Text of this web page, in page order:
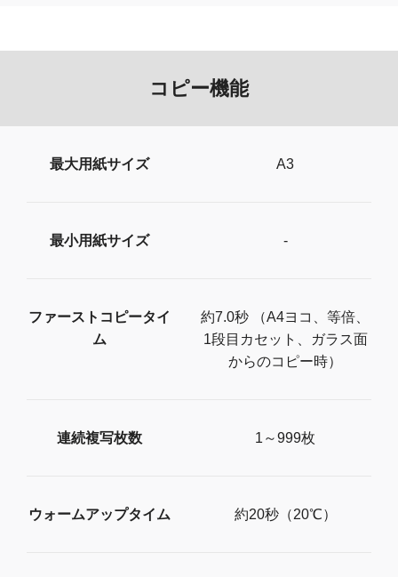
コピー機能
最大用紙サイズ A3
最小用紙サイズ -
ファーストコピータイ
ム
約7.0秒 （A4ヨコ、等倍、
1段目カセット、ガラス面
からのコピー時）
連続複写枚数 1～999枚
ウォームアップタイム 約20秒（20℃）